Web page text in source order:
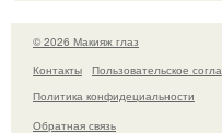
© 2026 Макияж глаз
Контакты
Пользовательское
Политика конфидециальности
Обратная связь